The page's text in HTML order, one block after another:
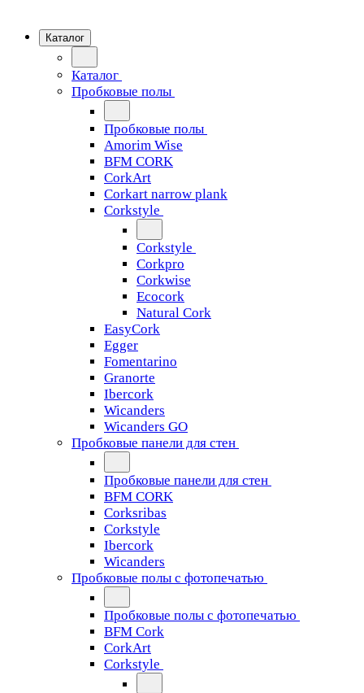
Каталог
Каталог
Пробковые полы
Пробковые полы
Amorim Wise
BFM CORK
CorkArt
Corkart narrow plank
Corkstyle
Corkstyle
Corkpro
Corkwise
Ecocork
Natural Cork
EasyCork
Egger
Fomentarino
Granorte
Ibercork
Wicanders
Wicanders GO
Пробковые панели для стен
Пробковые панели для стен
BFM CORK
Corksribas
Corkstyle
Ibercork
Wicanders
Пробковые полы с фотопечатью
Пробковые полы с фотопечатью
BFM Cork
CorkArt
Corkstyle